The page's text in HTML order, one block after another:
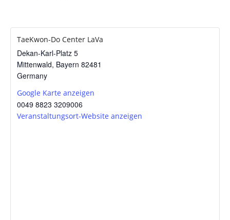
TaeKwon-Do Center LaVa
Dekan-Karl-Platz 5
Mittenwald, Bayern 82481
Germany
Google Karte anzeigen
0049 8823 3209006
Veranstaltungsort-Website anzeigen